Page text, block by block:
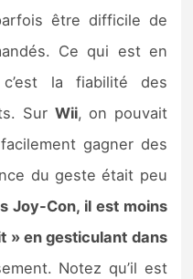
être difficile de
Ce qui est en
la fiabilité des
Sur Wii, on pouvait
gagner des
du geste était peu
Joy-Con, il est moins
» en gesticulant dans
Notez qu’il est